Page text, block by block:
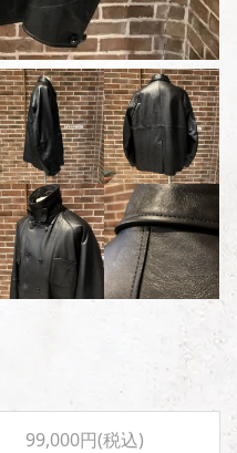
99,000円(税込)